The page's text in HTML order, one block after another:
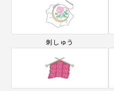
刺しゅう